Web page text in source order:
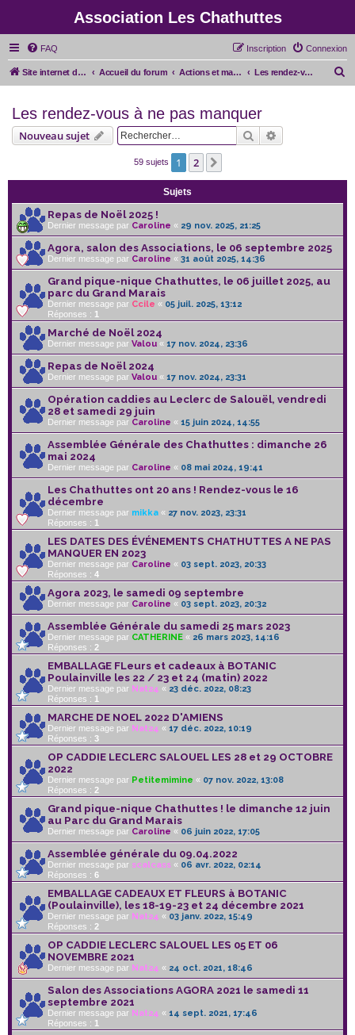
Association Les Chathuttes
FAQ Connexion
Inscription
Site internet de l'association Accueil du forum Actions et manifestations pour l'association Les rendez-vous à ne pas manquer
Les rendez-vous à ne pas manquer
Nouveau sujet Rechercher
59 sujets 1 2
Sujets
Repas de Noël 2025 !
Dernier message par Caroline « 29 nov. 2025, 21:25
Agora, salon des Associations, le 06 septembre 2025
Dernier message par Caroline « 31 août 2025, 14:36
Grand pique-nique Chathuttes, le 06 juillet 2025, au
parc du Grand Marais
Dernier message par Ccile « 05 juil. 2025, 13:12
Réponses : 1
Marché de Noël 2024
Dernier message par Valou « 17 nov. 2024, 23:36
Repas de Noël 2024
Dernier message par Valou « 17 nov. 2024, 23:31
Opération caddies au Leclerc de Salouël, vendredi
28 et samedi 29 juin
Dernier message par Caroline « 15 juin 2024, 14:55
Assemblée Générale des Chathuttes : dimanche 26
mai 2024
Dernier message par Caroline « 08 mai 2024, 19:41
Les Chathuttes ont 20 ans ! Rendez-vous le 16
décembre
Dernier message par mikka « 27 nov. 2023, 23:31
Réponses : 1
LES DATES DES ÉVÉNEMENTS CHATHUTTES A NE PAS
MANQUER EN 2023
Dernier message par Caroline « 03 sept. 2023, 20:33
Réponses : 4
Agora 2023, le samedi 09 septembre
Dernier message par Caroline « 03 sept. 2023, 20:32
Assemblée Générale du samedi 25 mars 2023
Dernier message par CATHERINE « 26 mars 2023, 14:16
Réponses : 2
EMBALLAGE FLeurs et cadeaux à BOTANIC
Poulainville les 22 / 23 et 24 (matin) 2022
Dernier message par Nat24 « 23 déc. 2022, 08:23
Réponses : 1
MARCHE DE NOEL 2022 D'AMIENS
Dernier message par Nat24 « 17 déc. 2022, 10:19
Réponses : 3
OP CADDIE LECLERC SALOUEL LES 28 et 29 OCTOBRE
2022
Dernier message par Petitemimine « 07 nov. 2022, 13:08
Réponses : 2
Grand pique-nique Chathuttes ! le dimanche 12 juin
au Parc du Grand Marais
Dernier message par Caroline « 06 juin 2022, 17:05
Assemblée générale du 09.04.2022
Dernier message par scalcass « 06 avr. 2022, 02:14
Réponses : 6
EMBALLAGE CADEAUX ET FLEURS à BOTANIC
(Poulainville), les 18-19-23 et 24 décembre 2021
Dernier message par Nat24 « 03 janv. 2022, 15:49
Réponses : 2
OP CADDIE LECLERC SALOUEL LES 05 ET 06
NOVEMBRE 2021
Dernier message par Nat24 « 24 oct. 2021, 18:46
Salon des Associations AGORA 2021 le samedi 11
septembre 2021
Dernier message par Nat24 « 14 sept. 2021, 17:46
Réponses : 1